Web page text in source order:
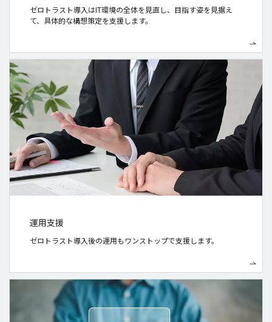
ゼロトラスト導入はIT環境の全体を見直し、目指す姿を見据え
て、具体的な構想策定を支援します。
運用支援
ゼロトラスト導入後の運用もワンストップで支援します。